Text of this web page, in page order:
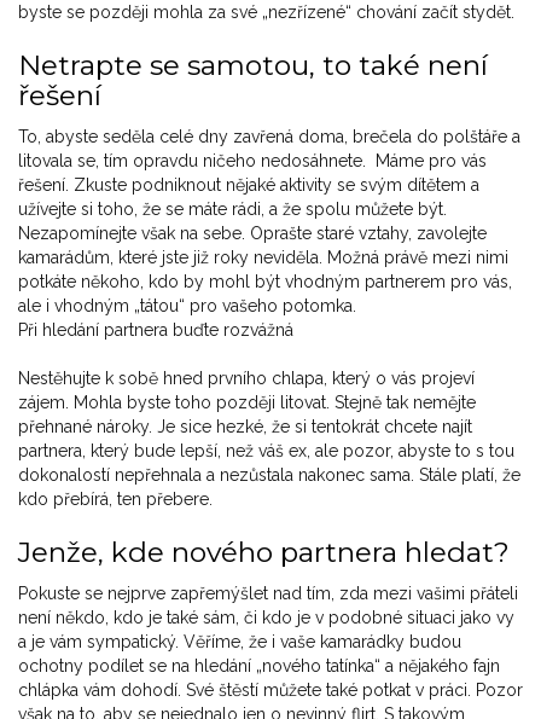
byste se později mohla za své „nezřízené“ chování začít stydět.
Netrapte se samotou, to také není
řešení
To, abyste seděla celé dny zavřená doma, brečela do polštáře a
litovala se, tím opravdu ničeho nedosáhnete. Máme pro vás
řešení. Zkuste podniknout nějaké aktivity se svým dítětem a
užívejte si toho, že se máte rádi, a že spolu můžete být.
Nezapomínejte však na sebe. Oprašte staré vztahy, zavolejte
kamarádům, které jste již roky neviděla. Možná právě mezi nimi
potkáte někoho, kdo by mohl být vhodným partnerem pro vás,
ale i vhodným „tátou“ pro vašeho potomka.
Při hledání partnera buďte rozvážná
Nestěhujte k sobě hned prvního chlapa, který o vás projeví
zájem. Mohla byste toho později litovat. Stejně tak nemějte
přehnané nároky. Je sice hezké, že si tentokrát chcete najít
partnera, který bude lepší, než váš ex, ale pozor, abyste to s tou
dokonalostí nepřehnala a nezůstala nakonec sama. Stále platí, že
kdo přebírá, ten přebere.
Jenže, kde nového partnera hledat?
Pokuste se nejprve zapřemýšlet nad tím, zda mezi vašimi přáteli
není někdo, kdo je také sám, či kdo je v podobné situaci jako vy
a je vám sympatický. Věříme, že i vaše kamarádky budou
ochotny podílet se na hledání „nového tatínka“ a nějakého fajn
chlápka vám dohodí. Své štěstí můžete také potkat v práci. Pozor
však na to, aby se nejednalo jen o nevinný flirt. S takovým